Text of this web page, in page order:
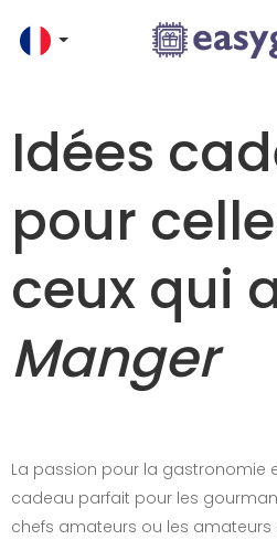
Idées
pour
ceux qui
Manger
La passion pour la gastronomie
cadeau parfait pour les
chefs amateurs ou les amateurs